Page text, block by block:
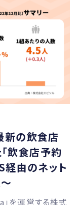
新の飲食店
飲食店予約
経由のネット
を運営する株式